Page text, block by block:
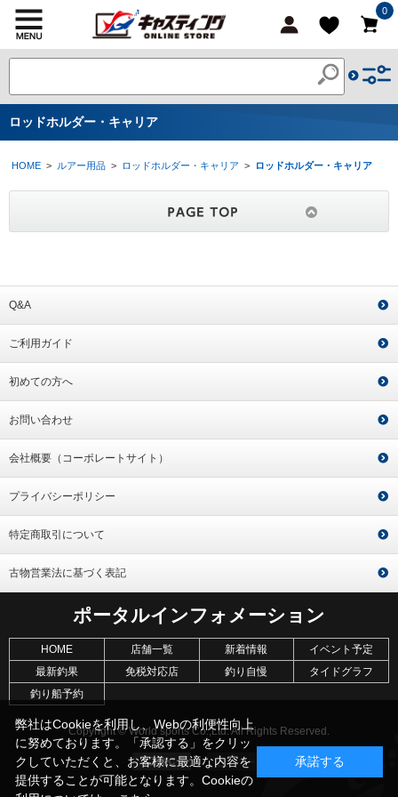
0
ロッドホルダー・キャリア
HOME > ルアー用品 > ロッドホルダー・キャリア > ロッドホルダー・キャリア
Q&A
ご利用ガイド
初めての方へ
お問い合わせ
会社概要（コーポレートサイト）
プライバシーポリシー
特定商取引について
古物営業法に基づく表記
ポータルインフォメーション
HOME 店舗一覧 新着情報
イベント予定
最新釣果
免税対応店 釣り自慢
タイドグラフ
釣り船予約
Copyright © World sports Co.,Ltd. All Rights Reserved.
弊社はCookieを利用し、Webの利便性向上
に努めております。「承認する」をクリッ
クしていただくと、お客様に最適な内容を
提供することが可能となります。Cookieの
承諾する